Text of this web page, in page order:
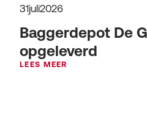
31juli2026
Baggerdepot De
opgeleverd
LEES MEER